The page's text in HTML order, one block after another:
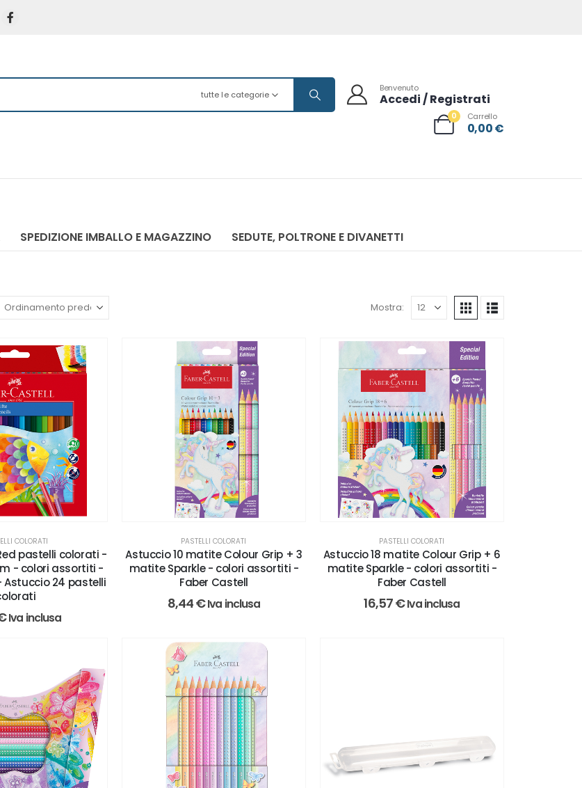
tutte le categorie
Benvenuto
Accedi / Registrati
0 Carrello
0,00€
SPEDIZIONE IMBALLO E MAGAZZINO SEDUTE, POLTRONE E DIVANETTI
Mostra:
COLORATI
pastelli colorati -
- colori assortiti -
Astuccio 24 pastelli
Iva inclusa
PASTELLI COLORATI
Astuccio 10 matite Colour Grip + 3
matite Sparkle - colori assortiti -
Faber Castell
8,44€Iva inclusa
PASTELLI COLORATI
Astuccio 18 matite Colour Grip + 6
matite Sparkle - colori assortiti -
Faber Castell
16,57€Iva inclusa